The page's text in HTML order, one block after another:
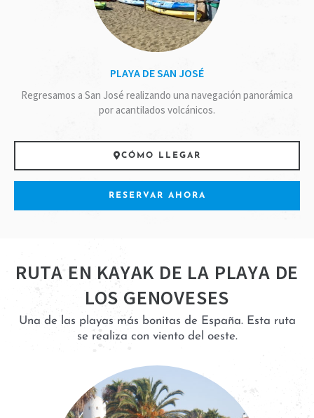
PLAYA DE SAN JOSÉ
Regresamos a San José realizando una navegación panorámica
por acantilados volcánicos.
CÓMO LLEGAR
RESERVAR AHORA
RUTA EN KAYAK DE LA PLAYA DE
LOS GENOVESES
Una de las playas más bonitas de España. Esta ruta
se realiza con viento del oeste.